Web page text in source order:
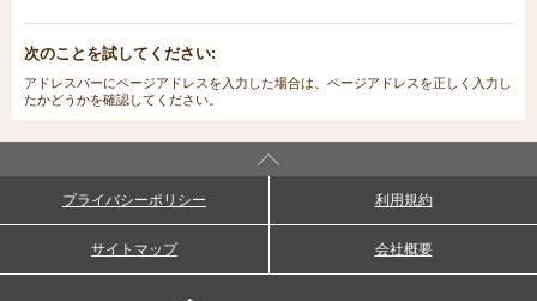
次のことを試してください:
アドレスバーにページアドレスを入力した場合は、ページアドレスを正しく入力し
たかどうかを確認してください。
プライバシーポリシー 利用規約
サイトマップ 会社概要